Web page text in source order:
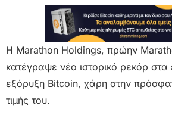
Η Marathon Holdings, πρώην
κατέγραψε νέο ιστορικό ρεκόρ
εξόρυξη Bitcoin, χάρη στην
τιμής του.